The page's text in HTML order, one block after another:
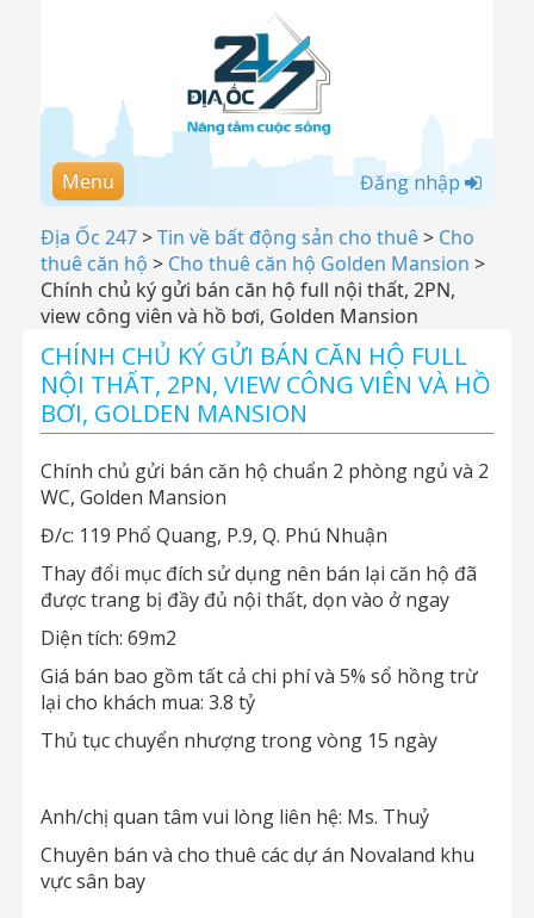
Menu Đăng nhập
Địa Ốc 247>Tin về bất động sản cho thuê> Cho
thuê căn hộ > Cho thuê căn hộ Golden Mansion >
Chính chủ ký gửi bán căn hộ full nội thất, 2PN,
view công viên và hồ bơi, Golden Mansion
CHÍNH CHỦ KÝ GỬI BÁN CĂN HỘ FULL
NỘI THẤT, 2PN, VIEW CÔNG VIÊN VÀ HỒ
BƠI, GOLDEN MANSION
Chính chủ gửi bán căn hộ chuẩn 2 phòng ngủ và 2
WC, Golden Mansion
Đ/c: 119 Phổ Quang, P.9, Q. Phú Nhuận
Thay đổi mục đích sử dụng nên bán lại căn hộ đã
được trang bị đầy đủ nội thất, dọn vào ở ngay
Diện tích: 69m2
Giá bán bao gồm tất cả chi phí và 5% sổ hồng trừ
lại cho khách mua: 3.8 tỷ
Thủ tục chuyển nhượng trong vòng 15 ngày
Anh/chị quan tâm vui lòng liên hệ: Ms. Thuỷ
Chuyên bán và cho thuê các dự án Novaland khu
vực sân bay